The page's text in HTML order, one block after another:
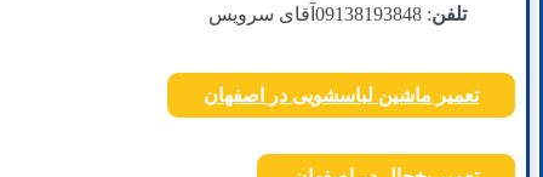
تلفن: 09138193848 آقای سرویس
تعمیر ماشین لباسشویی در اصفهان